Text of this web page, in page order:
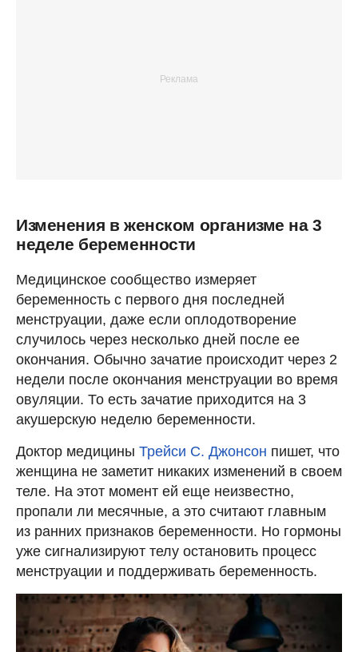
Изменения в женском организме на 3
неделе беременности
Медицинское сообщество измеряет
беременность с первого дня последней
менструации, даже если оплодотворение
случилось через несколько дней после ее
окончания. Обычно зачатие происходит через 2
недели после окончания менструации во время
овуляции. То есть зачатие приходится на 3
акушерскую неделю беременности.
Доктор медицины Трейси С. Джонсон пишет, что
женщина не заметит никаких изменений в своем
теле. На этот момент ей еще неизвестно,
пропали ли месячные, а это считают главным
из ранних признаков беременности. Но гормоны
уже сигнализируют телу остановить процесс
менструации и поддерживать беременность.